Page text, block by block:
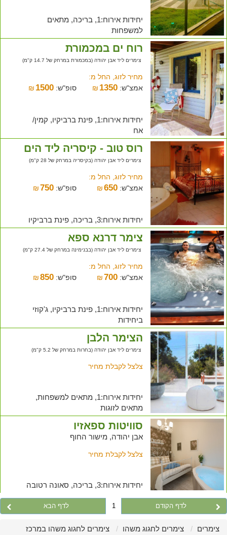
יחידות אירוח:1, בריכה, מתאים
למשפחות
רוח ים במכמורת
צימרים ליד אבן יהודה (במכמורת במרחק של 14.7 ק"מ)
מחיר לזוג, החל מ:
אמצ"ש:
₪ 1350 סופ"ש: ₪ 1500
יחידות אירוח:1, פינת ברביקיו, קמין/
אח
רוס טוב - קיסריה ליד הים
צימרים ליד אבן יהודה (בקיסריה במרחק של 28 ק"מ)
מחיר לזוג, החל מ:
אמצ"ש:
₪650 סופ"ש: ₪ 750
יחידות אירוח:3, בריכה, פינת ברביקיו
צימר דרנא ספא
צימרים ליד אבן יהודה (בבנימינה במרחק של 27.4 ק"מ)
מחיר לזוג, החל מ:
אמצ"ש:
₪700 סופ"ש: ₪ 850
יחידות אירוח:1, פינת ברביקיו, ג'קוזי
ביחידות
הצימר הלבן
צימרים ליד אבן יהודה (בחרות במרחק של 5.2 ק"מ)
צלצל לקבלת מחיר
יחידות אירוח:1, מתאים למשפחות,
מתאים לזוגות
סוויטות ספאזיו
אבן יהודה, מישור החוף
צלצל לקבלת מחיר
יחידות אירוח:3, בריכה, סאונה רטובה
לדף הקודם 1 לדף הבא
צימרים צימרים לחגוג משהו צימרים לחגוג משהו במרכז